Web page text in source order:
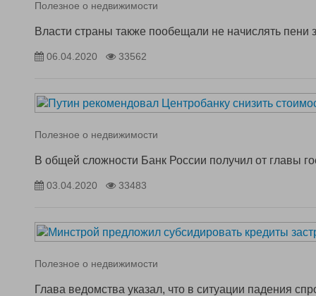
Полезное о недвижимости
Власти страны также пообещали не начислять пени
06.04.2020 33562
Полезное о недвижимости
В общей сложности Банк России получил от главы
03.04.2020 33483
Полезное о недвижимости
Глава ведомства указал, что в ситуации падения